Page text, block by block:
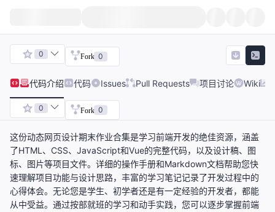
0 Fork 0
代码介绍 代码 Issues Pull Requests 项目讨论 Wiki
0 Fork 0
这份动态网页设计期末作业合集是学习前端开发的绝佳资源，涵盖
了HTML、CSS、JavaScript和Vue的完整代码，以及设计稿、图
标、图片等项目文件。详细的操作手册和Markdown文档帮助您快
速理解项目功能与设计思路，丰富的学习笔记记录了开发过程中的
心得体会。无论您是学生、初学者还是有一定经验的开发者，都能
从中受益。通过按部就班的学习和动手实践，您可以逐步掌握前端